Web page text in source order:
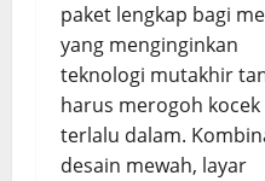
paket lengkap bagi
yang menginginkan
teknologi mutakhir
harus merogoh kocek
terlalu dalam.
desain mewah, layar